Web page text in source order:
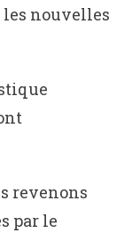
les nouvelles
revenons
par le